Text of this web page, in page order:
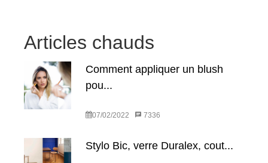
Articles chauds
Comment appliquer un blush
pou...
07/02/2022 7336
Stylo Bic, verre Duralex, cout...